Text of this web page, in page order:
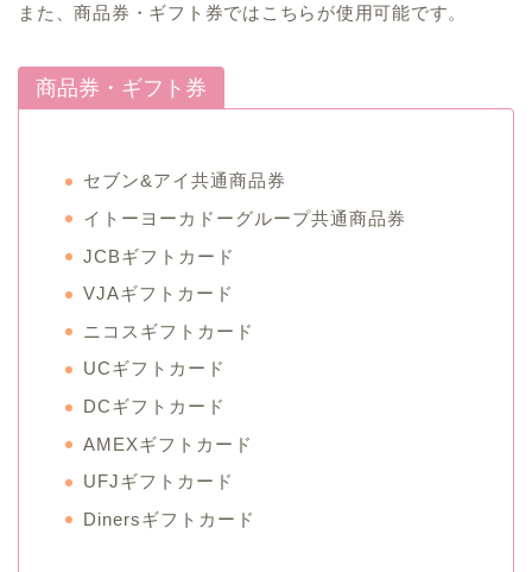
また、商品券・ギフト券ではこちらが使用可能です。
商品券・ギフト券
セブン&アイ共通商品券
イトーヨーカドーグループ共通商品券
JCBギフトカード
VJAギフトカード
ニコスギフトカード
UCギフトカード
DCギフトカード
AMEXギフトカード
UFJギフトカード
Dinersギフトカード